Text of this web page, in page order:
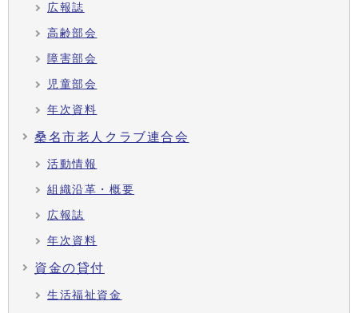
広報誌
高齢部会
障害部会
児童部会
年次資料
桑名市老人クラブ連合会
活動情報
組織沿革・概要
広報誌
年次資料
資金の貸付
生活福祉資金